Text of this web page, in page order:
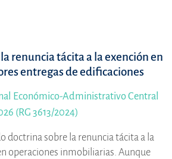
renuncia tácita a la exención en
entregas de edificaciones
Económico-Administrativo Central
(RG 3613/2024)
doctrina sobre la renuncia tácita a la
operaciones inmobiliarias. Aunque